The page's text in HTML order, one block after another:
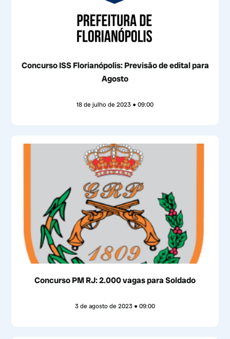
Concurso ISS Florianópolis: Previsão de edital para
Agosto
18 de julho de 2023 09:00
Concurso PM RJ: 2.000 vagas para Soldado
3 de agosto de 2023 09:00